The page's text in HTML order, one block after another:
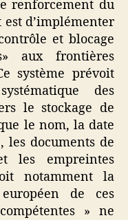
renforcement du
est d’implémenter
et blocage
aux frontières
système prévoit
des
le stockage de
le nom, la date
les documents de
les empreintes
notamment la
de ces
» ne